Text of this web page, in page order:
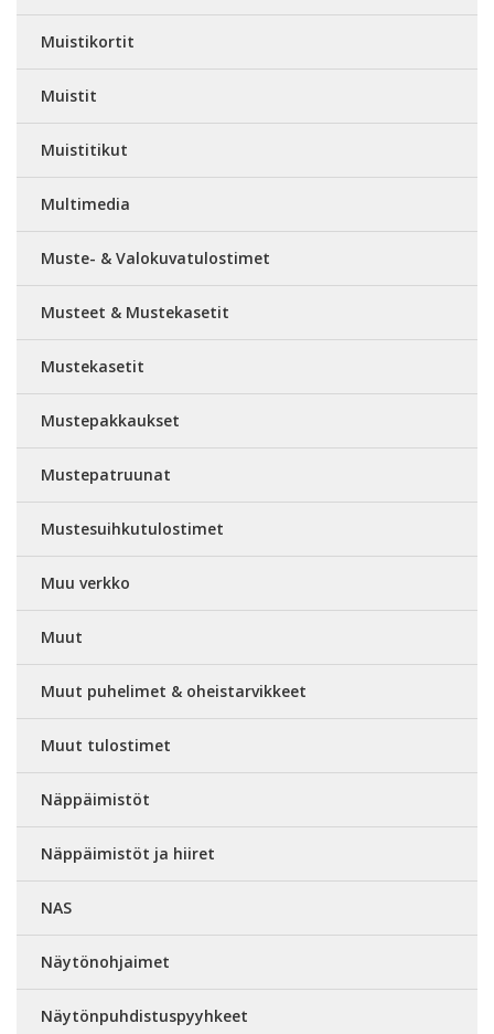
Muistikortit
Muistit
Muistitikut
Multimedia
Muste- & Valokuvatulostimet
Musteet & Mustekasetit
Mustekasetit
Mustepakkaukset
Mustepatruunat
Mustesuihkutulostimet
Muu verkko
Muut
Muut puhelimet & oheistarvikkeet
Muut tulostimet
Näppäimistöt
Näppäimistöt ja hiiret
NAS
Näytönohjaimet
Näytönpuhdistuspyyhkeet